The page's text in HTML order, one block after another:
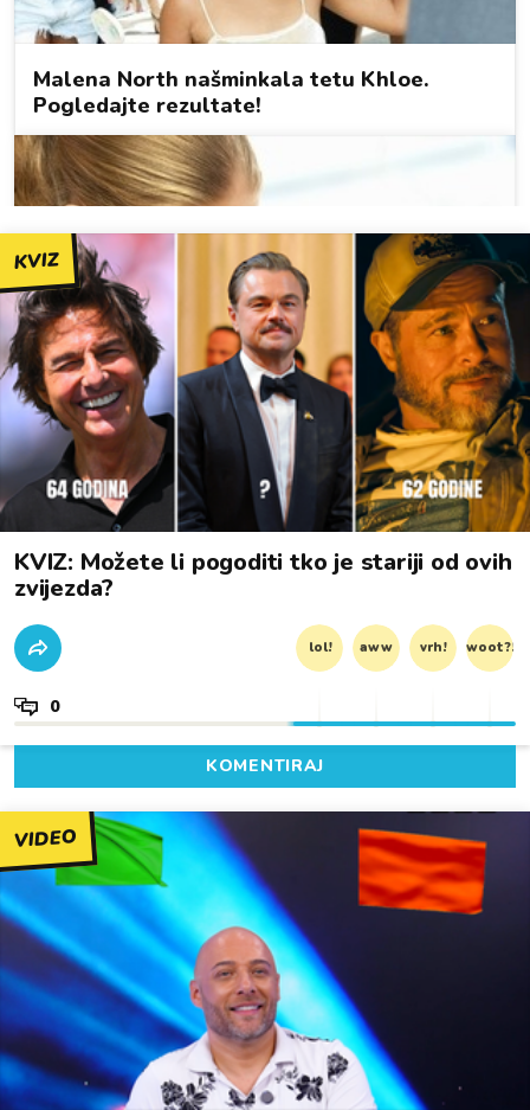
KVIZ
KVIZ: Možete li pogoditi tko je stariji od ovih
zvijezda?
lol! aww vrh! woot?!
0
KOMENTIRAJ
VIDEO